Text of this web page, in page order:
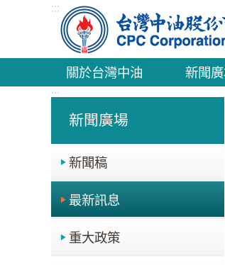
跳到主要內容區塊
:::
關於台灣中油 新聞
:::
新聞廣場
新聞稿
最新訊息
重大政策